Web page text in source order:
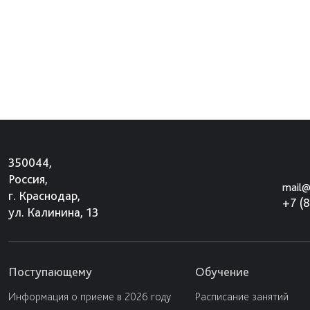
350044,
Россия,
г. Краснодар,
ул. Калинина, 13
+7
Поступающему
Информация о приеме в 2026 году
Обучение
Расписание занятий